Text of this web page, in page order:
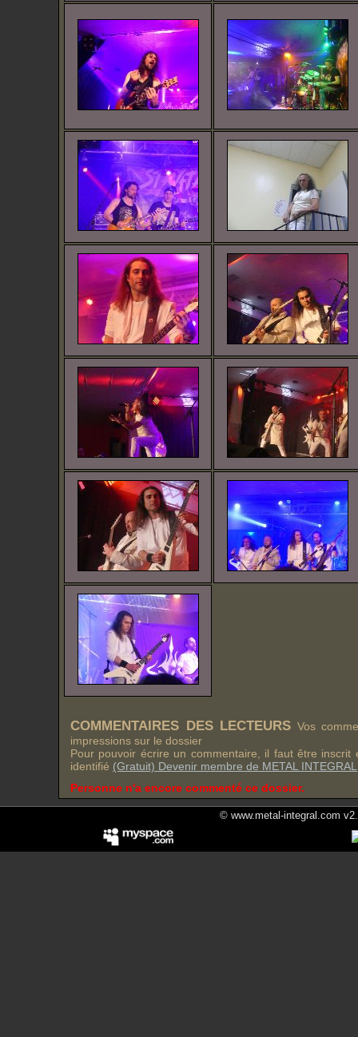
COMMENTAIRES DES LECTEURS Vos
impressions sur le dossier
Pour pouvoir écrire un commentaire, il faut être
identifié (Gratuit) Devenir membre de METAL INTEGRAL
Personne n'a encore commenté ce dossier.
© www.metal-integral.com